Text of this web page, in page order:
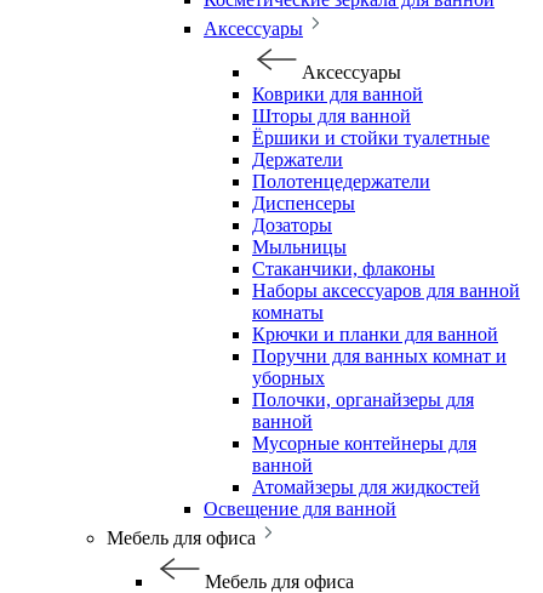
Аксессуары
Аксессуары
Коврики для ванной
Шторы для ванной
Ёршики и стойки туалетные
Держатели
Полотенцедержатели
Диспенсеры
Дозаторы
Мыльницы
Стаканчики, флаконы
Наборы аксессуаров для ванной
комнаты
Крючки и планки для ванной
Поручни для ванных комнат и
уборных
Полочки, органайзеры для
ванной
Мусорные контейнеры для
ванной
Атомайзеры для жидкостей
Освещение для ванной
Мебель для офиса
Мебель для офиса